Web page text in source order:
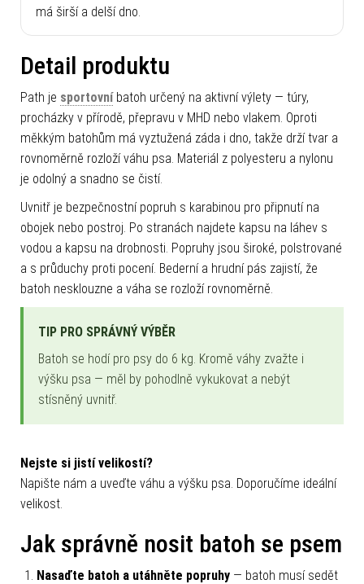
má širší a delší dno.
Detail produktu
Path je sportovníbatoh určený na aktivní výlety — túry,
procházky v přírodě, přepravu v MHD nebo vlakem. Oproti
měkkým batohům má vyztužená záda i dno, takže drží tvar a
rovnoměrně rozloží váhu psa. Materiál z polyesteru a nylonu
je odolný a snadno se čistí.
Uvnitř je bezpečnostní popruh s karabinou pro připnutí na
obojek nebo postroj. Po stranách najdete kapsu na láhev s
vodou a kapsu na drobnosti. Popruhy jsou široké, polstrované
a s průduchy proti pocení. Bederní a hrudní pás zajistí, že
batoh nesklouzne a váha se rozloží rovnoměrně.
TIP PRO SPRÁVNÝ VÝBĚR
Batoh se hodí pro psy do 6 kg. Kromě váhy zvažte i
výšku psa — měl by pohodlně vykukovat a nebýt
stísněný uvnitř.
Nejste si jistí velikostí?
Napište nám a uveďte váhu a výšku psa. Doporučíme ideální
velikost.
Jak správně nosit batoh se psem
Nasaďte batoh a utáhněte popruhy — batoh musí sedět